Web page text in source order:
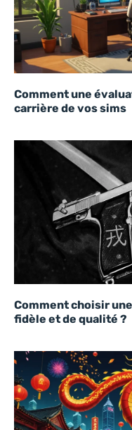
Comment une
carrière de vos sims
Comment choisir
fidèle et de qualité ?